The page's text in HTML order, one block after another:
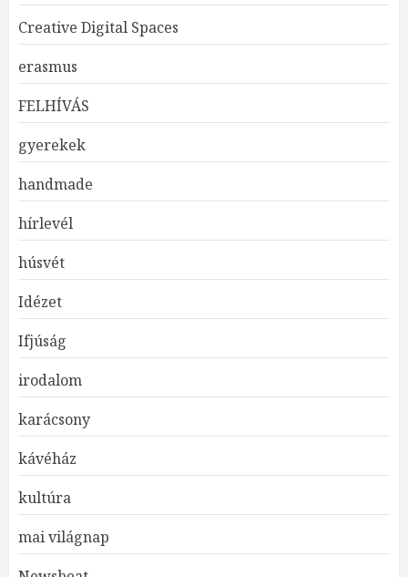
Creative Digital Spaces
erasmus
FELHÍVÁS
gyerekek
handmade
hírlevél
húsvét
Idézet
Ifjúság
irodalom
karácsony
kávéház
kultúra
mai világnap
WORKSOPUNKRA!